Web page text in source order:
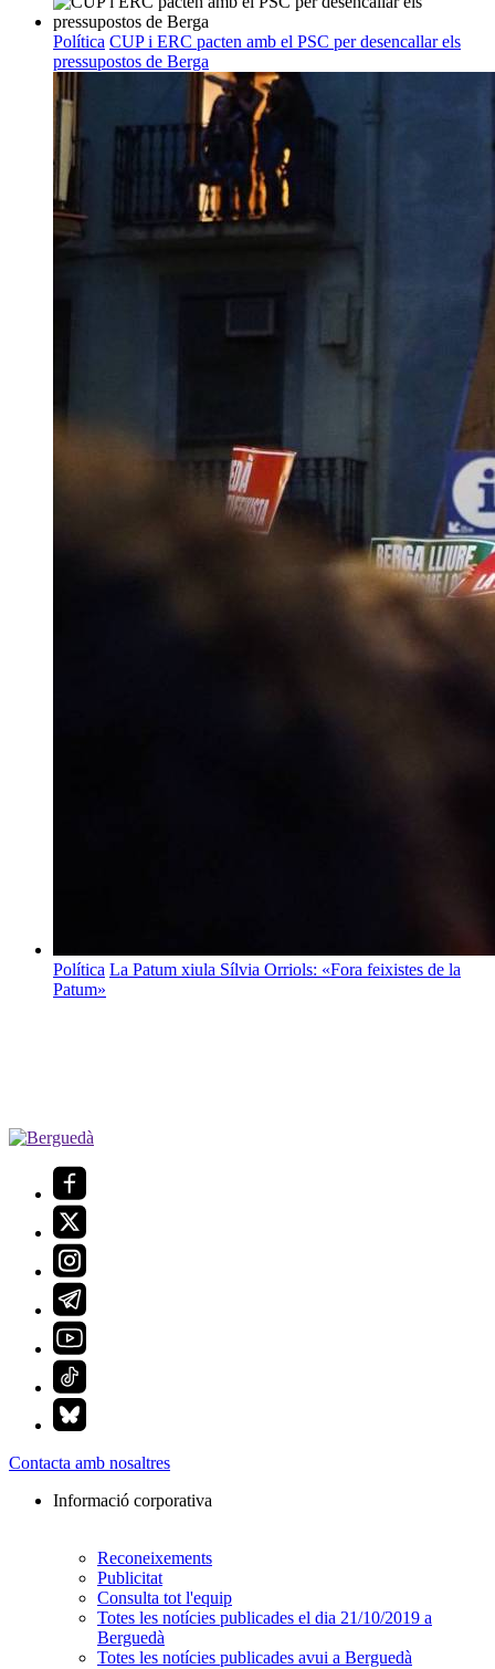
Política CUP i ERC pacten amb el PSC per desencallar els
pressupostos de Berga
Política La Patum xiula Sílvia Orriols: «Fora feixistes de la
Patum»
Contacta amb nosaltres
Informació corporativa
Reconeixements
Publicitat
Consulta tot l'equip
Totes les notícies publicades el dia 21/10/2019 a
Berguedà
Totes les notícies publicades avui a Berguedà